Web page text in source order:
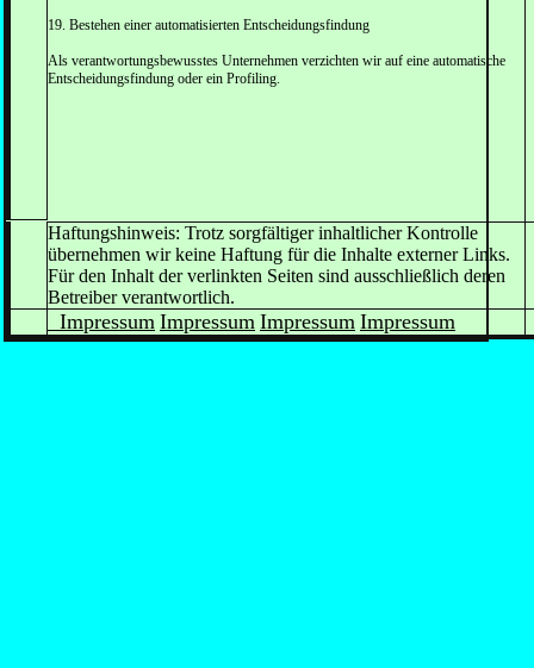
19. Bestehen einer automatisierten Entscheidungsfindung
Als verantwortungsbewusstes Unternehmen verzichten wir auf eine automatische
Entscheidungsfindung oder ein Profiling.
Haftungshinweis: Trotz sorgfältiger inhaltlicher Kontrolle
übernehmen wir keine Haftung für die Inhalte externer Links.
Für den Inhalt der verlinkten Seiten sind ausschließlich deren
Betreiber verantwortlich.
Impressum Impressum Impressum Impressum